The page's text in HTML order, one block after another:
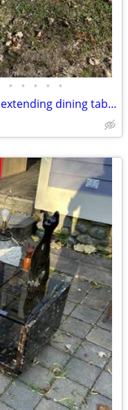
• • • • •
Vintage Chrome & Smoked glass extending dining table A18